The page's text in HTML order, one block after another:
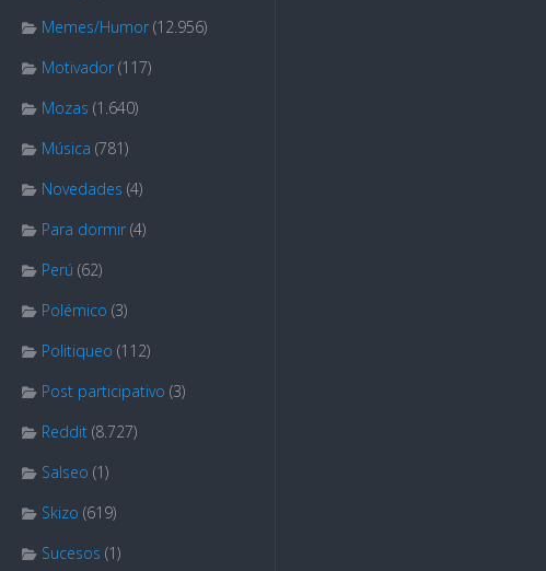
Memes/Humor (12.956)
Motivador (117)
Mozas (1.640)
Música (781)
Novedades (4)
Para dormir (4)
Perú (62)
Polémico (3)
Politiqueo (112)
Post participativo (3)
Reddit (8.727)
Salseo (1)
Skizo (619)
Sucesos (1)